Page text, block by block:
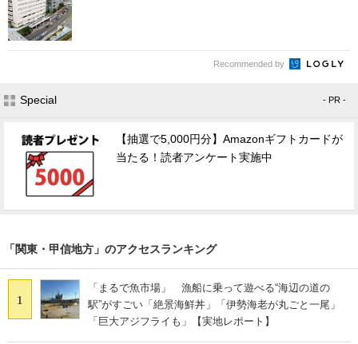
Recommended by
Special - PR -
【抽選で5,000円分】Amazonギフトカードが
当たる！読者アンケート実施中
「関東・甲信地方」のアクセスランキング
1
「まるで魚市場」 漁船に乗って遊べる“海辺の道の
駅”がすごい「絶景海鮮丼」「伊勢海老が丸ごと一尾」
「巨大アジフライも」【実地レポート】